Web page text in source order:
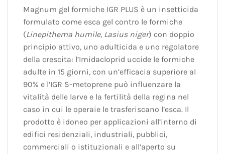
Magnum gel formiche IGR PLUS è un insetticida
formulato come esca gel contro le formiche
(Linepithema humile, Lasius niger) con doppio
principio attivo, uno adulticida e uno regolatore
della crescita: l’Imidacloprid uccide le formiche
adulte in 15 giorni, con un’efficacia superiore al
90% e l’IGR S-metoprene può influenzare la
vitalità delle larve e la fertilità della regina nel
caso in cui le operaie le trasferiscano l’esca. Il
prodotto è idoneo per applicazioni all’interno di
edifici residenziali, industriali, pubblici,
commerciali o istituzionali e all’aperto su